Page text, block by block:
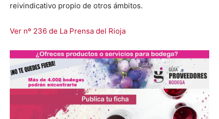
reivindicativo propio de otros ámbitos.
Ver nº 236 de La Prensa del Rioja